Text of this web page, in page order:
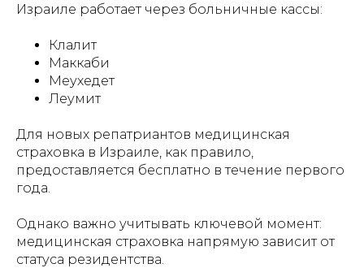
Израиле работает через больничные кассы:
Клалит
Маккаби
Меухедет
Леумит
Для новых репатриантов медицинская
страховка в Израиле, как правило,
предоставляется бесплатно в течение первого
года.
Однако важно учитывать ключевой момент:
медицинская страховка напрямую зависит от
статуса резидентства.